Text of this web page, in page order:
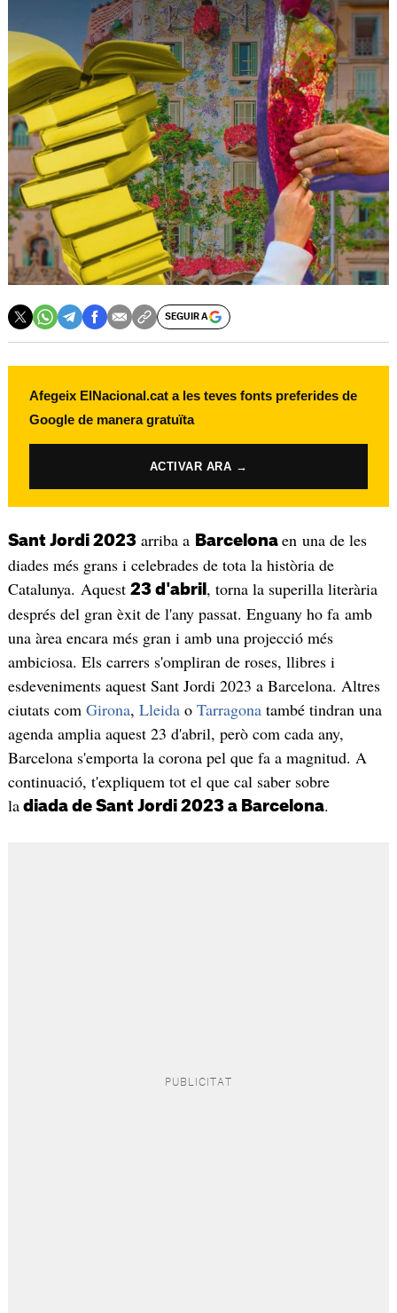
SEGUIR A
Afegeix ElNacional.cat a les teves fonts preferides de
Google de manera gratuïta
ACTIVAR ARA →
Sant Jordi 2023arriba a Barcelona en una de les
diades més grans i celebrades de tota la història de
Catalunya. Aquest 23 d'abril , torna la superilla literària
després del gran èxit de l'any passat. Enguany ho fa amb
una àrea encara més gran i amb una projecció més
ambiciosa. Els carrers s'ompliran de roses, llibres i
esdeveniments aquest Sant Jordi 2023 a Barcelona. Altres
ciutats com Girona, Lleidao Tarragonatambé tindran una
agenda amplia aquest 23 d'abril, però com cada any,
Barcelona s'emporta la corona pel que fa a magnitud. A
continuació, t'expliquem tot el que cal saber sobre
ladiada de Sant Jordi 2023 a Barcelona.